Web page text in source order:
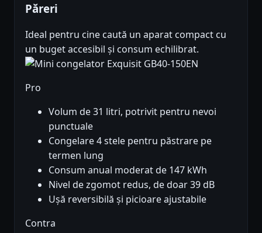
Păreri
Ideal pentru cine caută un aparat compact cu
un buget accesibil și consum echilibrat.
Pro
Volum de 31 litri, potrivit pentru nevoi
punctuale
Congelare 4 stele pentru păstrare pe
termen lung
Consum anual moderat de 147 kWh
Nivel de zgomot redus, de doar 39 dB
Ușă reversibilă și picioare ajustabile
Contra